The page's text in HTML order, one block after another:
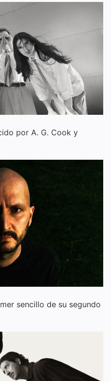
por A. G. Cook y
sencillo de su segundo